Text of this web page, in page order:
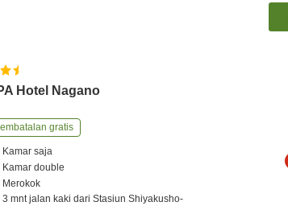
Hotel Nagano
gratis
Kamar saja
Kamar double
Merokok
3 mntjalan kaki dariStasiun Shiyakusho-